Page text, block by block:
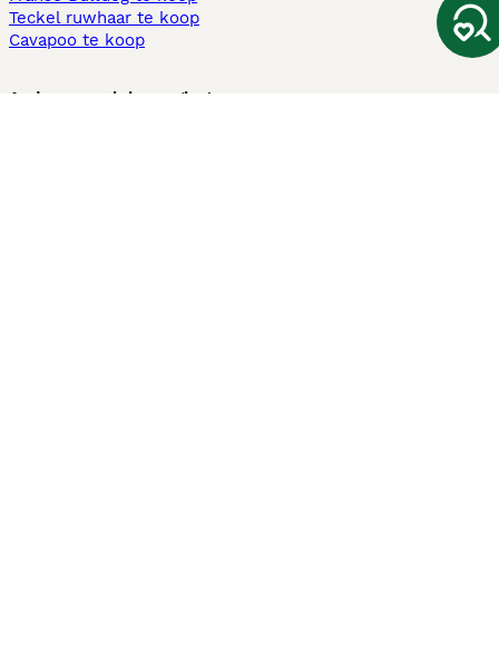
Teckel ruwhaar te koop
Cavapoo te koop
Andere populaire pagina's